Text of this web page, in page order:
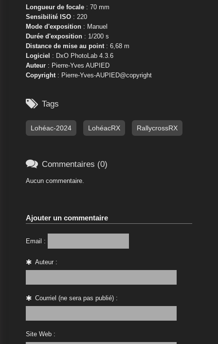
Longueur de focale: 70 mm
Sensibilité ISO: 220
Mode d'exposition: Manuel
Durée d'exposition: 1/200 s
Distance de mise au point: 6,68 m
Logiciel : DxO PhotoLab 4.3.6
Auteur: Pierre-Yves AUPIED
Copyright: Pierre-Yves-AUPIED@copyright
 Tags
Lohéac-2024 LohéacRX RallycrossRX
 Commentaires (0)
Aucun commentaire.
Ajouter un commentaire
Email :
Auteur :
Courriel (ne sera pas publié) :
Site Web :